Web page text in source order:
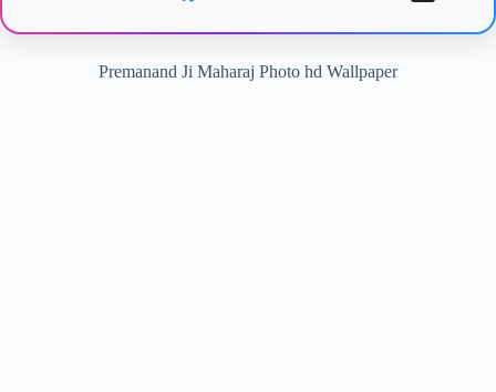
Premanand Ji Maharaj Photo hd Wallpaper